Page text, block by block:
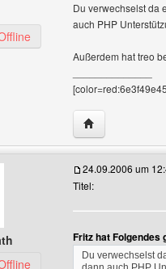
Profile anzeigen
Du verwechselst da
auch PHP
Außerdem hat treo
Website dieses
Benutzer-Profile anzeigen
24.09.2006 um
Titel:
Fritz hat Folgendes
Du verwechselst